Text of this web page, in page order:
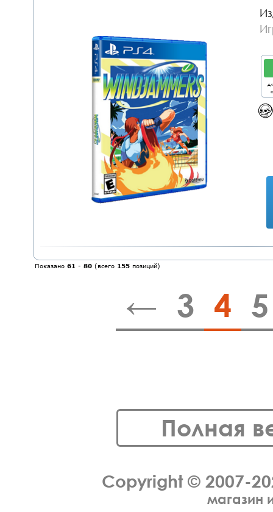
Показано 61 - 80 (всего 155 позиций)
← 3 4 5
Полная
Copyright © 2007-
магазин